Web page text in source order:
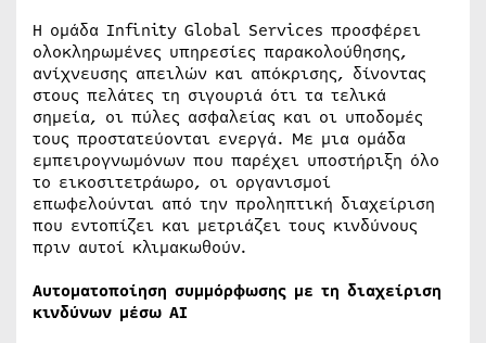
Η ομάδα Infinity Global Services προσφέρει
ολοκληρωμένες υπηρεσίες παρακολούθησης,
ανίχνευσης απειλών και απόκρισης, δίνοντας
στους πελάτες τη σιγουριά ότι τα τελικά
σημεία, οι πύλες ασφαλείας και οι υποδομές
τους προστατεύονται ενεργά. Με μια ομάδα
εμπειρογνωμόνων που παρέχει υποστήριξη όλο
το εικοσιτετράωρο, οι οργανισμοί
επωφελούνται από την προληπτική διαχείριση
που εντοπίζει και μετριάζει τους κινδύνους
πριν αυτοί κλιμακωθούν.
Αυτοματοποίηση συμμόρφωσης με τη διαχείριση
κινδύνων μέσω AI